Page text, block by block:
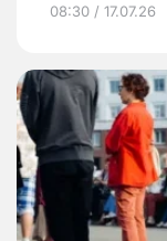
08:30 / 17.07.26